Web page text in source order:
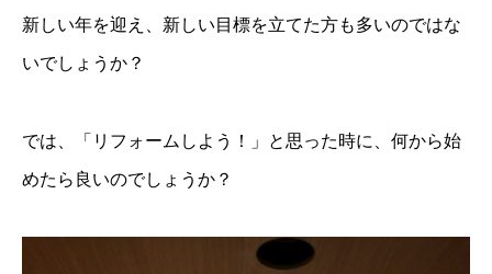
新しい年を迎え、新しい目標を立てた方も多いのではな
いでしょうか？
では、「リフォームしよう！」と思った時に、何から始
めたら良いのでしょうか？